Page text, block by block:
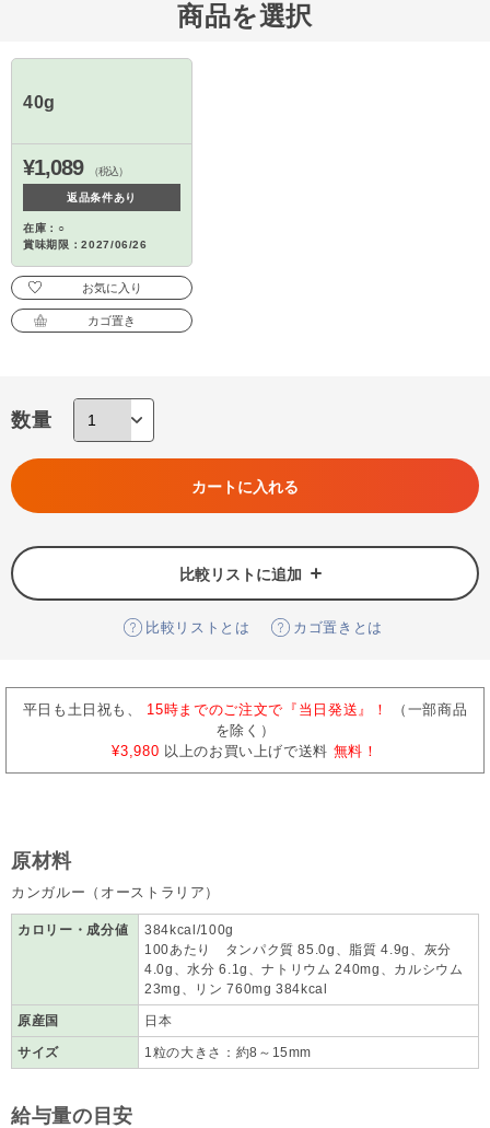
商品を選択
40g
¥1,089 （税込）
返品条件あり
在庫：○
賞味期限：2027/06/26
お気に入り
カゴ置き
数量
カートに入れる
比較リストに追加
比較リストとは カゴ置きとは
平日も土日祝も、 15時までのご注文で『当日発送』！
（一部商品
を除く）
¥3,980 以上のお買い上げで送料 無料！
原材料
カンガルー（オーストラリア）
カロリー・成分値
384kcal/100g
100あたり タンパク質 85.0g、脂質 4.9g、灰分
4.0g、水分 6.1g、ナトリウム 240mg、カルシウム
23mg、リン 760mg 384kcal
原産国 日本
サイズ 1粒の大きさ：約8～15mm
給与量の目安